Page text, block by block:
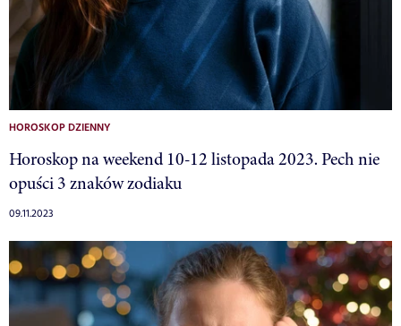
HOROSKOP DZIENNY
Horoskop na weekend 10-12 listopada 2023. Pech nie
opuści 3 znaków zodiaku
09.11.2023